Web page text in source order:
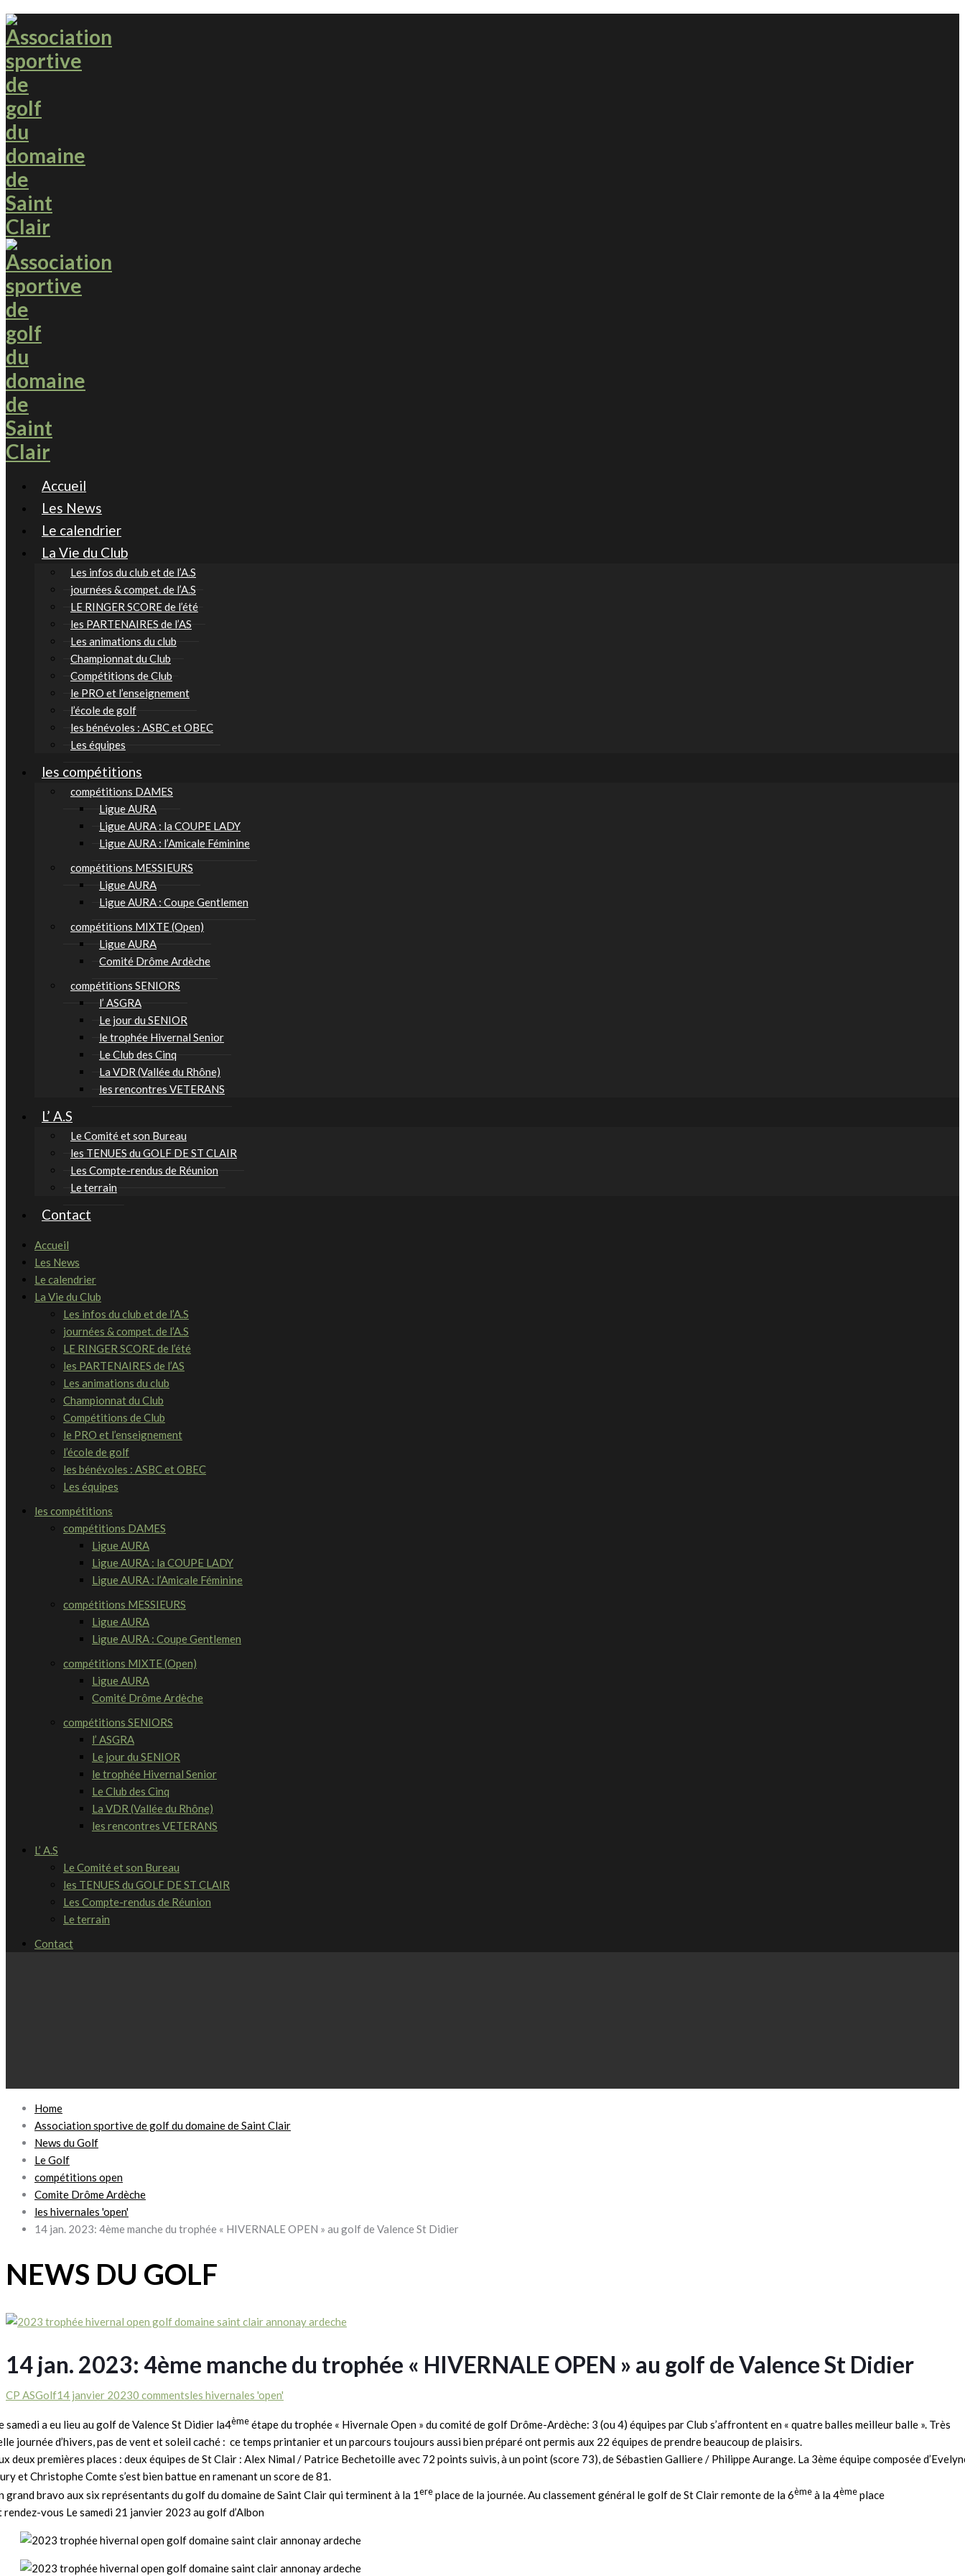
Accueil
Les News
Le calendrier
La Vie du Club
Les infos du club et de l’A.S
journées & compet. de l’A.S
LE RINGER SCORE de l’été
les PARTENAIRES de l’AS
Les animations du club
Championnat du Club
Compétitions de Club
le PRO et l’enseignement
l’école de golf
les bénévoles : ASBC et OBEC
Les équipes
les compétitions
compétitions DAMES
Ligue AURA
Ligue AURA : la COUPE LADY
Ligue AURA : l’Amicale Féminine
compétitions MESSIEURS
Ligue AURA
Ligue AURA : Coupe Gentlemen
compétitions MIXTE (Open)
Ligue AURA
Comité Drôme Ardèche
compétitions SENIORS
l’ ASGRA
Le jour du SENIOR
le trophée Hivernal Senior
Le Club des Cinq
La VDR (Vallée du Rhône)
les rencontres VETERANS
L’ A.S
Le Comité et son Bureau
les TENUES du GOLF DE ST CLAIR
Les Compte-rendus de Réunion
Le terrain
Contact
Accueil
Les News
Le calendrier
La Vie du Club
Les infos du club et de l’A.S
journées & compet. de l’A.S
LE RINGER SCORE de l’été
les PARTENAIRES de l’AS
Les animations du club
Championnat du Club
Compétitions de Club
le PRO et l’enseignement
l’école de golf
les bénévoles : ASBC et OBEC
Les équipes
les compétitions
compétitions DAMES
Ligue AURA
Ligue AURA : la COUPE LADY
Ligue AURA : l’Amicale Féminine
compétitions MESSIEURS
Ligue AURA
Ligue AURA : Coupe Gentlemen
compétitions MIXTE (Open)
Ligue AURA
Comité Drôme Ardèche
compétitions SENIORS
l’ ASGRA
Le jour du SENIOR
le trophée Hivernal Senior
Le Club des Cinq
La VDR (Vallée du Rhône)
les rencontres VETERANS
L’ A.S
Le Comité et son Bureau
les TENUES du GOLF DE ST CLAIR
Les Compte-rendus de Réunion
Le terrain
Contact
Home
Association sportive de golf du domaine de Saint Clair
News du Golf
Le Golf
compétitions open
Comite Drôme Ardèche
les hivernales 'open'
14 jan. 2023: 4ème manche du trophée « HIVERNALE OPEN » au golf de Valence St Didier
NEWS DU GOLF
14 jan. 2023: 4ème manche du trophée « HIVERNALE OPEN » au golf de Valence St Didier
CP ASGolf14 janvier 20230 commentsles hivernales 'open'
samedi a eu lieu au golf de Valence St Didier la4ème étape du trophée « Hivernale Open » du comité de golf Drôme-Ardèche: 3 (ou 4) équipes par Club s’affrontent en « quatre balles meilleur balle ». Très
journée d’hivers, pas de vent et soleil caché : ce temps printanier et un parcours toujours aussi bien préparé ont permis aux 22 équipes de prendre beaucoup de plaisirs.
deux premières places : deux équipes de St Clair : Alex Nimal / Patrice Bechetoille avec 72 points suivis, à un point (score 73), de Sébastien Galliere / Philippe Aurange. La 3ème équipe composée
et Christophe Comte s’est bien battue en ramenant un score de 81.
grand bravo aux six représentants du golf du domaine de Saint Clair qui terminent à la 1ere place de la journée. Au classement général le golf de St Clair remonte de la 6ème à la 4ème place
rendez-vous Le samedi 21 janvier 2023 au golf d’Albon